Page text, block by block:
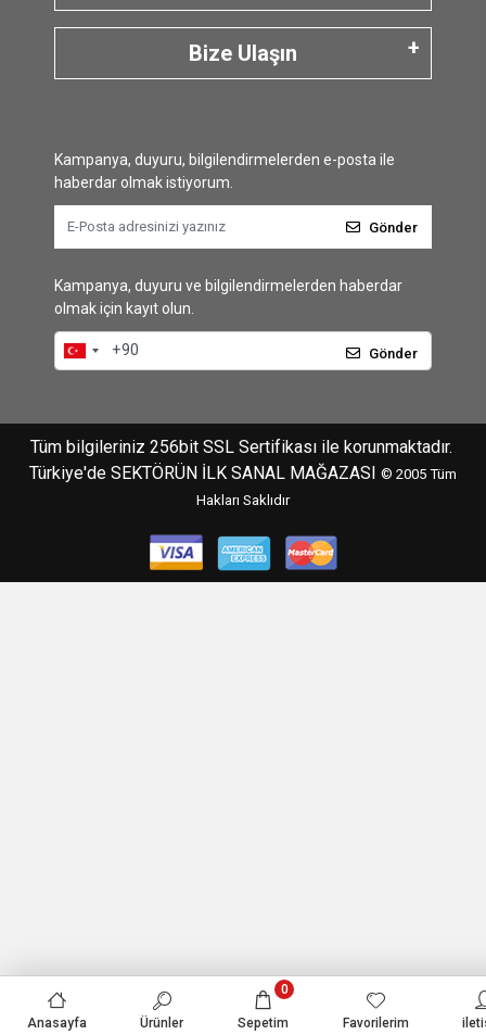
Bize Ulaşın
Kampanya, duyuru, bilgilendirmelerden e-posta ile
haberdar olmak istiyorum.
Gönder
Kampanya, duyuru ve bilgilendirmelerden haberdar
olmak için kayıt olun.
Gönder
Tüm bilgileriniz 256bit SSL Sertifikası ile korunmaktadır.
Türkiye'de SEKTÖRÜN İLK SANAL MAĞAZASI © 2005 Tüm
Hakları Saklıdır
Anasayfa Ürünler Sepetim
0
Favorilerim